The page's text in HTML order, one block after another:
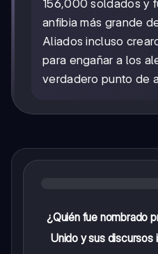
156,000 soldados y
anfibia más grande
Aliados incluso
para engañar a los
verdadero punto de
¿Quién fue nombrado
Unido y sus discursos